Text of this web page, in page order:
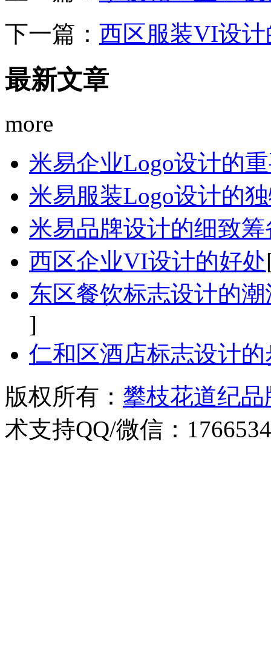
下一篇： 西区服装VI设
最新文章
more
米易企业Logo设计的
米易服装Logo设计的
米易品牌设计的细致
西区企业VI设计的好处
东区餐饮标志设计的
]
仁和区酒店标志设计
版权所有： 攀枝花道纪
术支持QQ/微信：